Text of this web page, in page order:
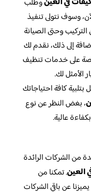
وطلب
وسوف نتولى تنفيذ
وحتى الصيانة
إلى ذلك، نقدم لك
على خدمات تنظيف
الأمثل لك.
كافة احتياجاتك
، بغض النظر عن نوع
عالية.
من الشركات الرائدة
العين. تمكنا من
عن باقي الشركات